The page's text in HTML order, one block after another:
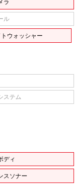
ラ
ル
ウォッシャー
ステム
ディ
スソナー